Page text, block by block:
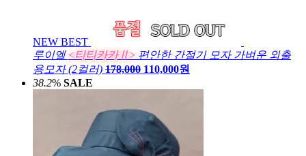
NEW BEST
루이엘 <티티카카Ⅱ> 편안한 간절기 모자 가벼운 외출
용모자 (2컬러) 178,000 110,000원
38.2% SALE